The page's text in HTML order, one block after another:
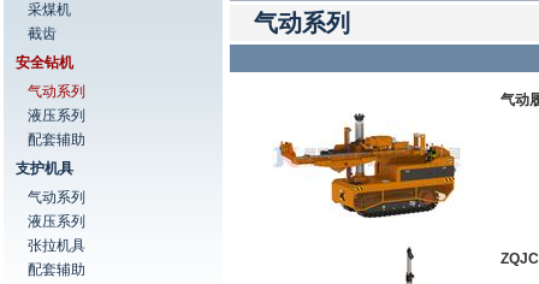
采煤机
截齿
安全钻机
气动系列
液压系列
配套辅助
支护机具
气动系列
液压系列
张拉机具
配套辅助
气动系列
气动